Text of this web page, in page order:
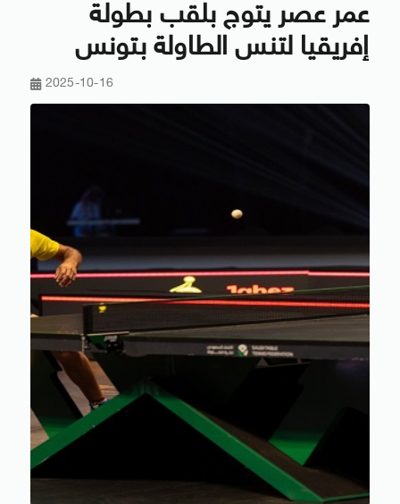
عمر عصر يتوج بلقب بطولة
إفريقيا لتنس الطاولة بتونس
2025-10-16